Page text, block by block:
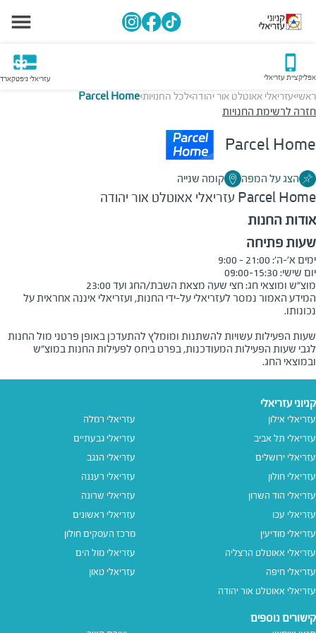
אפליקציית עזריאלי עזריאלי גיפטקארד
ראשי>עזריאלי אאוטלט אור יהודה>לכל החנויות>
Parcel Home
חזרה לרשימת החנויות
Parcel Home
הצג על המפה קומה שנייה
Parcel Home עזריאלי אאוטלט אור יהודה
אודות החנות
שעות פתיחה
מוצ"ש ומוצאי חג: חצי שעה מצאת השבת/החג ועד 23:00
המידע האמור נמסר לעזריאלי על-ידי החנות, ועזריאלי איננה אחראית על
שעות הפעילות עשויות להשתנות ומומלץ להתעדכן באופן פרטני מול החנות
לגבי שעות הפעילות המעודכנות, בפרט ביחס לפעילות החנות במוצ"ש
ובמוצאי החג.
קניוני עזריאלי
עזריאלי אילון
עזריאלי תל אביב
עזריאלי ירושלים
עזריאלי חולון
עזריאלי הוד השרון
עזריאלי עכו
עזריאלי מודיעין
עזריאלי אאוטלט הרצליה
עזריאלי חיפה
עזריאלי אאוטלט אור יהודה
עזריאלי רמלה
עזריאלי גבעתיים
עזריאלי הנגב
עזריאלי רעננה
עזריאלי שרונה
עזריאלי ראשונים
מרכז העסקים חולון
עזריאלי מול הים
עזריאלי טאון
קישורים נוספים